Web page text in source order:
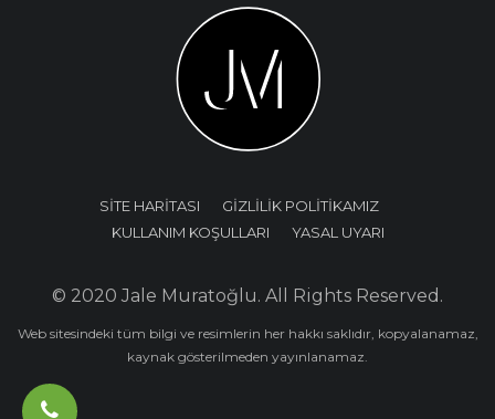
SİTE HARİTASI
GİZLİLİK POLİTİKAMIZ
KULLANIM KOŞULLARI
YASAL UYARI
© 2020 Jale Muratoğlu. All Rights Reserved.
Web sitesindeki tüm bilgi ve resimlerin her hakkı saklıdır, kopyalanamaz,
kaynak gösterilmeden yayınlanamaz.